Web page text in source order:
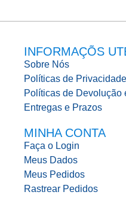
INFORMAÇÕS
Sobre Nós
Políticas de Privacidade
Políticas de Devolução
Entregas e Prazos
MINHA CONTA
Faça o Login
Meus Dados
Meus Pedidos
Rastrear Pedidos